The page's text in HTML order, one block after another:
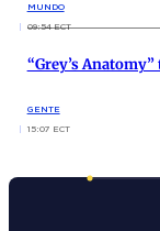
MUNDO
09:54 ECT
“Grey’s
GENTE
15:07 ECT